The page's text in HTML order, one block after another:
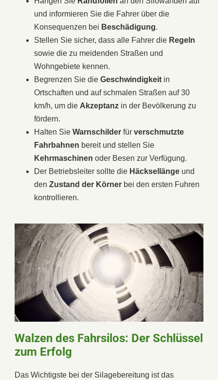
und informieren Sie die Fahrer über die
Konsequenzen bei Beschädigung.
Stellen Sie sicher, dass alle Fahrer die Regeln
sowie die zu meidenden Straßen und
Wohngebiete kennen.
Begrenzen Sie die Geschwindigkeit in
Ortschaften und auf schmalen Straßen auf 30
km/h, um die Akzeptanz in der Bevölkerung zu
fördern.
Halten Sie Warnschilder für verschmutzte
Fahrbahnen bereit und stellen Sie
Kehrmaschinen oder Besen zur Verfügung.
Der Betriebsleiter sollte die Häcksellänge und
den Zustand der Körner bei den ersten Fuhren
kontrollieren.
Walzen des Fahrsilos: Der Schlüssel
zum Erfolg
Das Wichtigste bei der Silagebereitung ist das